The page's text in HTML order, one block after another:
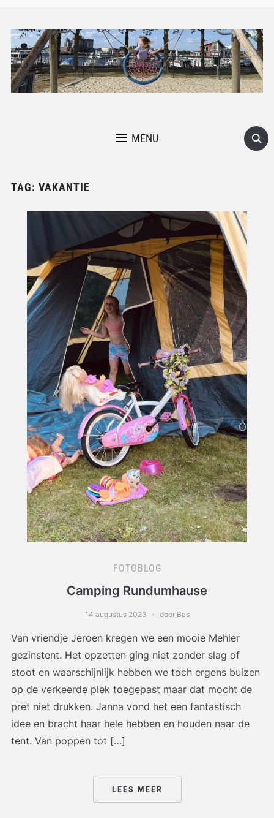
MENU
TAG: VAKANTIE
FOTOBLOG
Camping Rundumhause
14 augustus 2023 door Bas
Van vriendje Jeroen kregen we een mooie Mehler
gezinstent. Het opzetten ging niet zonder slag of
stoot en waarschijnlijk hebben we toch ergens buizen
op de verkeerde plek toegepast maar dat mocht de
pret niet drukken. Janna vond het een fantastisch
idee en bracht haar hele hebben en houden naar de
tent. Van poppen tot […]
LEES MEER